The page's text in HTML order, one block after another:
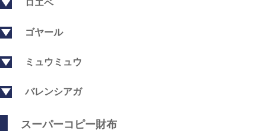
ロエベ
ゴヤール
ミュウミュウ
バレンシアガ
スーパーコピー財布